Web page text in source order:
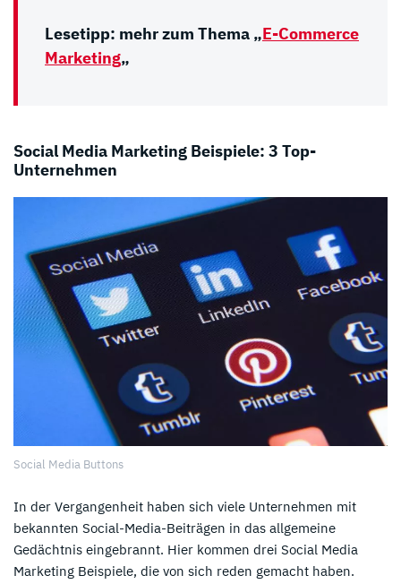
Lesetipp: mehr zum Thema „E-Commerce
Marketing„
Social Media Marketing Beispiele: 3 Top-
Unternehmen
Social Media Buttons
In der Vergangenheit haben sich viele Unternehmen mit
bekannten Social-Media-Beiträgen in das allgemeine
Gedächtnis eingebrannt. Hier kommen drei Social Media
Marketing Beispiele, die von sich reden gemacht haben.